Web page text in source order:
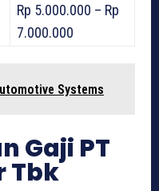
Rp 5.000.000 – Rp
7.000.000
Systems
Gaji PT
Tbk